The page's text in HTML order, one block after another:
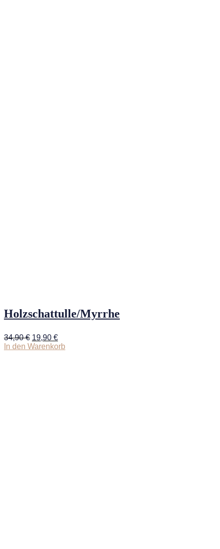
Holzschattulle/Myrrhe
34,90€ Ursprünglicher
Preis
19,90 €Aktueller
Preis
In den Warenkorb